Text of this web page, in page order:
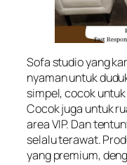
Sofa studio yang
nyaman untuk
simpel, cocok
Cocok juga untuk
area VIP. Dan
selalu terawat.
yang premium,